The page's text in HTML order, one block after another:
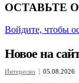
ОСТАВЬТЕ
Войдите, чтобы
Новое на
Интересно 05.08.2026